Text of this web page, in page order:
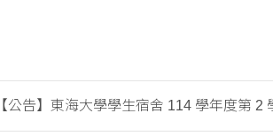
【公告】東海大學學生宿舍 114 學年度第 2